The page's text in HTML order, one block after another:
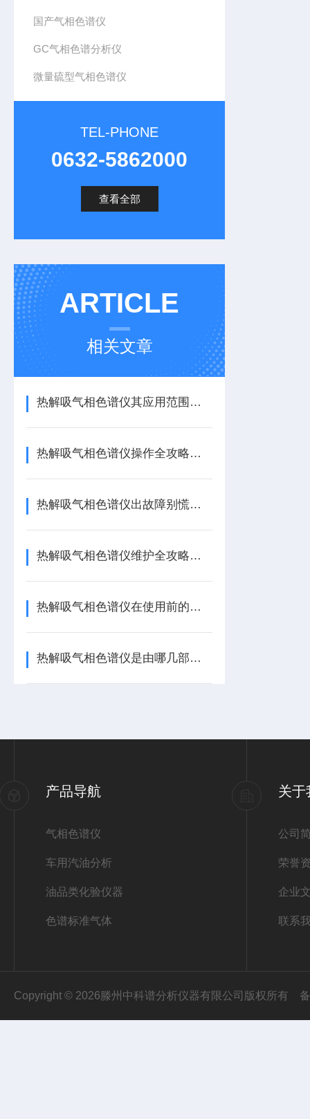
国产气相色谱仪
GC气相色谱分析仪
微量硫型气相色谱仪
TEL-PHONE
0632-5862000
查看全部
ARTICLE
相关文章
热解吸气相色谱仪其应用范围十分广泛，主要涵盖以下几个核心领域
热解吸气相色谱仪操作全攻略：从入门到精准上手，一步到位！
热解吸气相色谱仪出故障别慌！核心问题+解决方法，一篇说透
热解吸气相色谱仪维护全攻略：让设备稳定运行的实操秘诀
热解吸气相色谱仪在使用前的准备工作
热解吸气相色谱仪是由哪几部分组成的呢？
产品导航
气相色谱仪
车用汽油分析
油品类化验仪器
色谱标准气体
关于
公司
荣誉
企业
联系
Copyright © 2026滕州中科谱分析仪器有限公司版权所有